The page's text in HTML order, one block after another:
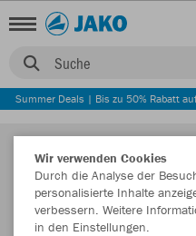
Suche
Summer Deals | Bis zu 50% Rabatt
Wir verwenden Cookies
Durch die Analyse der
personalisierte Inhalte
verbessern. Weitere
in den Einstellungen.